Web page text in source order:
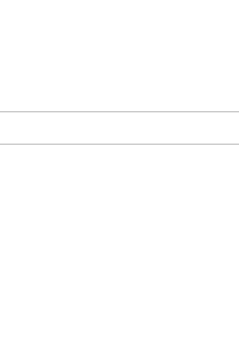
glazurou uvnitř.
struktura
průměr horní 14,5 cm, vnitřní průměr spodní 10,5, výška 12 cm